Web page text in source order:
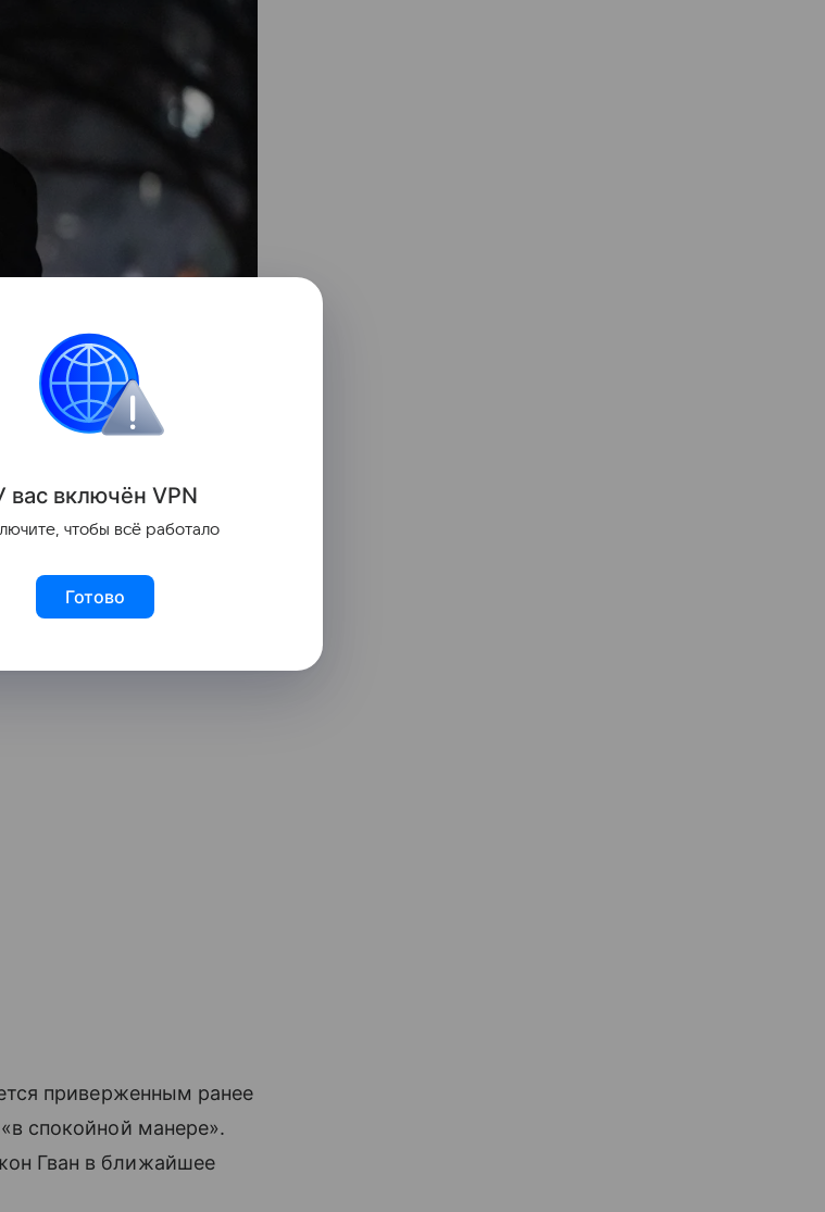
Кореи
Кореи не принял наше
Президент США
условия
приверженным ранее
«в спокойной манере».
Гван в ближайшее
вас включён VPN
чтобы всё работало
Готово